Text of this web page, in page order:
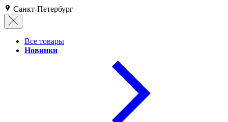
Санкт-Петербург
Все товары
Новинки